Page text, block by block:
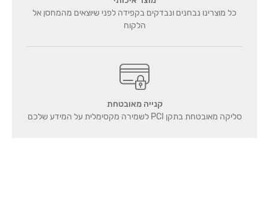
כל מוצרינו נבחנים ונבדקים בקפידה לפני שיוצאים מהמחסן אל
הלקוח
קנייה מאובטחת
סליקה מאובטחת בתקן PCI לשמירה מקסימלית על המידע שלכם